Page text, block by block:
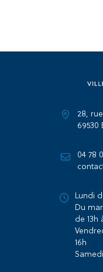
28,
69530
04 78
Lundi
Du
de 13h
16h